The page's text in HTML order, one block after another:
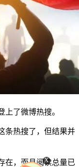
了微博热搜。
条热搜了，但结果并
在，而且阅读总量已
X